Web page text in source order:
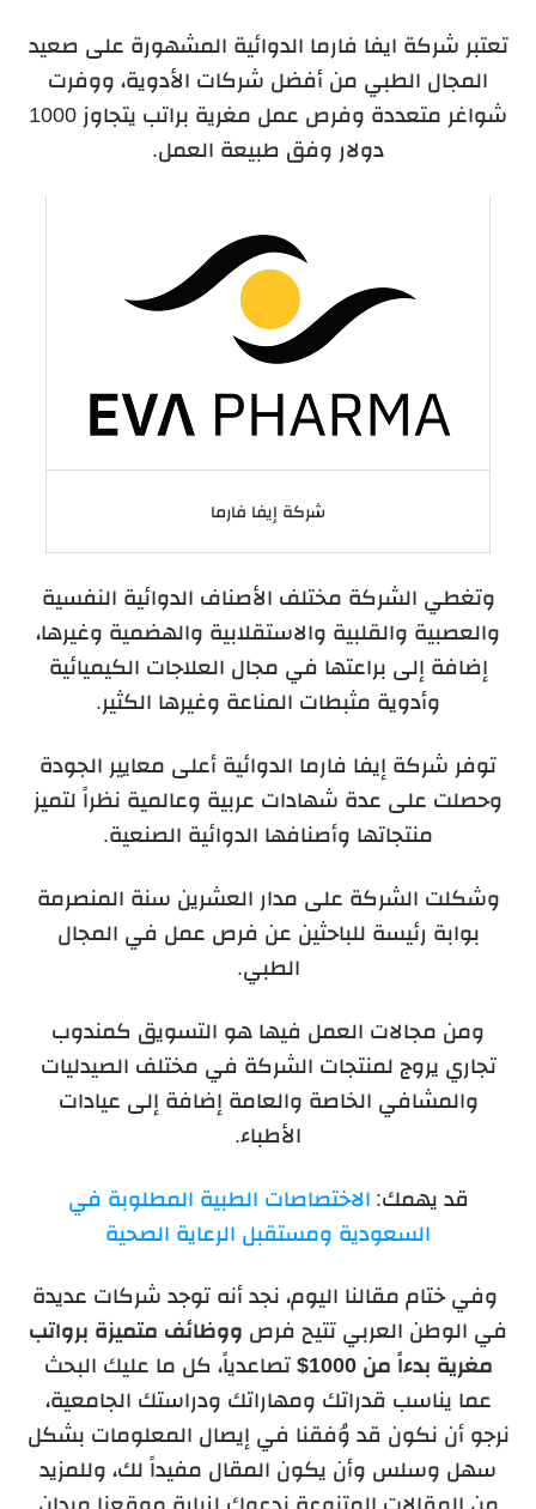
تعتبر شركة ايفا فارما الدوائية المشهورة على صعيد
المجال الطبي من أفضل شركات الأدوية، ووفرت
شواغر متعددة وفرص عمل مغرية براتب يتجاوز 1000
دولار وفق طبيعة العمل.
شركة إيفا فارما
وتغطي الشركة مختلف الأصناف الدوائية النفسية
والعصبية والقلبية والاستقلابية والهضمية وغيرها،
إضافة إلى براعتها في مجال العلاجات الكيميائية
وأدوية مثبطات المناعة وغيرها الكثير.
توفر شركة إيفا فارما الدوائية أعلى معايير الجودة
وحصلت على عدة شهادات عربية وعالمية نظراً لتميز
منتجاتها وأصنافها الدوائية الصنعية.
وشكلت الشركة على مدار العشرين سنة المنصرمة
بوابة رئيسة للباحثين عن فرص عمل في المجال
الطبي.
ومن مجالات العمل فيها هو التسويق كمندوب
تجاري يروج لمنتجات الشركة في مختلف الصيدليات
والمشافي الخاصة والعامة إضافة إلى عيادات
الأطباء.
قد يهمك: الاختصاصات الطبية المطلوبة في
السعودية ومستقبل الرعاية الصحية
وفي ختام مقالنا اليوم، نجد أنه توجد شركات عديدة
في الوطن العربي تتيح فرص ووظائف متميزة برواتب
مغرية بدءاً من 1000$
تصاعدياً، كل ما عليك البحث
عما يناسب قدراتك ومهاراتك ودراستك الجامعية،
نرجو أن نكون قد وُفقنا في إيصال المعلومات بشكل
سهل وسلس وأن يكون المقال مفيداً لك، وللمزيد